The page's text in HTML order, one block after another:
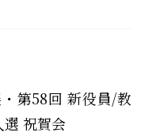
第58回 新役員/教
祝賀会